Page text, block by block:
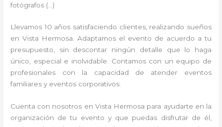
fotógrafos (…)
Llevamos 10 años satisfaciendo clientes, realizando sueños
en Vista Hermosa. Adaptamos el evento de acuerdo a tu
presupuesto, sin descontar ningún detalle que lo haga
único, especial e inolvidable. Contamos con un equipo de
profesionales con la capacidad de atender eventos
familiares y eventos corporativos.
Cuenta con nosotros en Vista Hermosa para ayudarte en la
organización de tu evento y que puedas disfrutar de él,